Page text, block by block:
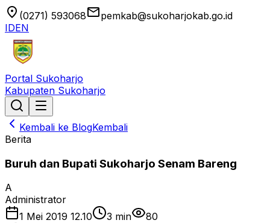
location_on (0271) 593068emailpemkab@sukoharjokab.go.id
IDEN
Portal Sukoharjo
Kabupaten Sukoharjo
Kembali ke BlogKembali
Berita
Buruh dan Bupati Sukoharjo Senam Bareng
A
Administrator
1 Mei 2019 12.10
3 min
80